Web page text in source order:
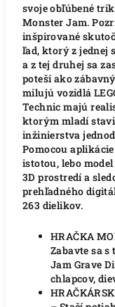
svoje obľúbené
Monster Jam.
inšpirované
ľad, ktorý z jednej
a z tej druhej sa
poteší ako
milujú vozidlá
Technic majú
ktorým mladí
inžinierstva
Pomocou
istotou, lebo
3D prostredí a
prehľadného
263 dielikov.
HRAČKA
Zabavte sa
Jam Grave
chlapcov,